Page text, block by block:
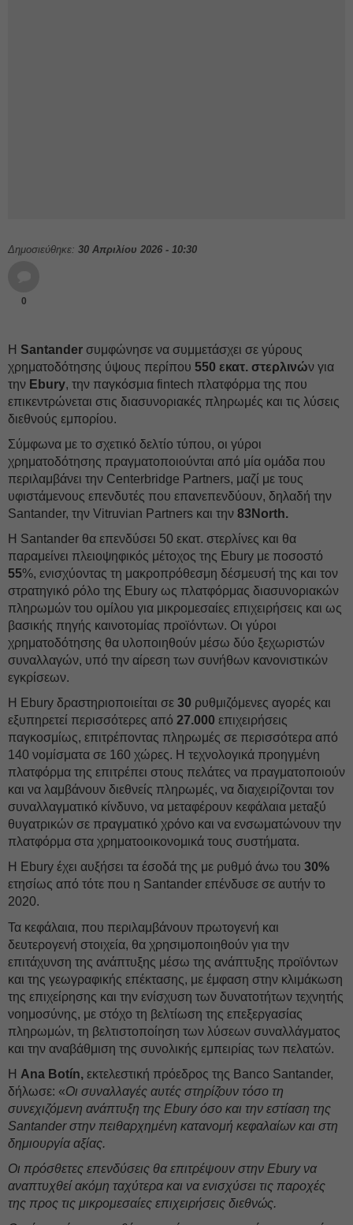
Δημοσιεύθηκε: 30 Απριλίου 2026 - 10:30
0
Η Santander συμφώνησε να συμμετάσχει σε γύρους
χρηματοδότησης ύψους περίπου 550 εκατ. στερλινών για
την Ebury, την παγκόσμια fintech πλατφόρμα της που
επικεντρώνεται στις διασυνοριακές πληρωμές και τις λύσεις
διεθνούς εμπορίου.
Σύμφωνα με το σχετικό δελτίο τύπου, οι γύροι
χρηματοδότησης πραγματοποιούνται από μία ομάδα που
περιλαμβάνει την Centerbridge Partners, μαζί με τους
υφιστάμενους επενδυτές που επανεπενδύουν, δηλαδή την
Santander, την Vitruvian Partners και την 83North.
Η Santander θα επενδύσει 50 εκατ. στερλίνες και θα
παραμείνει πλειοψηφικός μέτοχος της Ebury με ποσοστό
55%, ενισχύοντας τη μακροπρόθεσμη δέσμευσή της και τον
στρατηγικό ρόλο της Ebury ως πλατφόρμας διασυνοριακών
πληρωμών του ομίλου για μικρομεσαίες επιχειρήσεις και ως
βασικής πηγής καινοτομίας προϊόντων. Οι γύροι
χρηματοδότησης θα υλοποιηθούν μέσω δύο ξεχωριστών
συναλλαγών, υπό την αίρεση των συνήθων κανονιστικών
εγκρίσεων.
Η Ebury δραστηριοποιείται σε 30 ρυθμιζόμενες αγορές και
εξυπηρετεί περισσότερες από 27.000 επιχειρήσεις
παγκοσμίως, επιτρέποντας πληρωμές σε περισσότερα από
140 νομίσματα σε 160 χώρες. Η τεχνολογικά προηγμένη
πλατφόρμα της επιτρέπει στους πελάτες να πραγματοποιούν
και να λαμβάνουν διεθνείς πληρωμές, να διαχειρίζονται τον
συναλλαγματικό κίνδυνο, να μεταφέρουν κεφάλαια μεταξύ
θυγατρικών σε πραγματικό χρόνο και να ενσωματώνουν την
πλατφόρμα στα χρηματοοικονομικά τους συστήματα.
Η Ebury έχει αυξήσει τα έσοδά της με ρυθμό άνω του 30%
ετησίως από τότε που η Santander επένδυσε σε αυτήν το
2020.
Τα κεφάλαια, που περιλαμβάνουν πρωτογενή και
δευτερογενή στοιχεία, θα χρησιμοποιηθούν για την
επιτάχυνση της ανάπτυξης μέσω της ανάπτυξης προϊόντων
και της γεωγραφικής επέκτασης, με έμφαση στην κλιμάκωση
της επιχείρησης και την ενίσχυση των δυνατοτήτων τεχνητής
νοημοσύνης, με στόχο τη βελτίωση της επεξεργασίας
πληρωμών, τη βελτιστοποίηση των λύσεων συναλλάγματος
και την αναβάθμιση της συνολικής εμπειρίας των πελατών.
Η Ana Botín, εκτελεστική πρόεδρος της Banco Santander,
δήλωσε: «Οι συναλλαγές αυτές στηρίζουν τόσο τη
συνεχιζόμενη ανάπτυξη της Ebury όσο και την εστίαση της
Santander στην πειθαρχημένη κατανομή κεφαλαίων και στη
δημιουργία αξίας.
Οι πρόσθετες επενδύσεις θα επιτρέψουν στην Ebury να
αναπτυχθεί ακόμη ταχύτερα και να ενισχύσει τις παροχές
της προς τις μικρομεσαίες επιχειρήσεις διεθνώς.